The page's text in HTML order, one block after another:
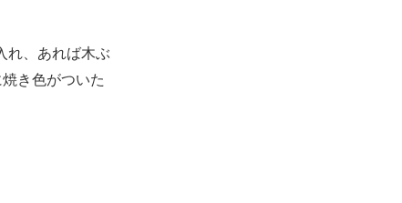
れ、あれば木ぶ
き色がついた